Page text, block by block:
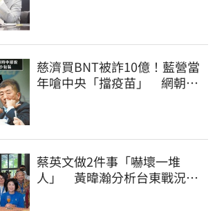
慈濟買BNT被詐10億！藍營當
年嗆中央「擋疫苗」 網朝
蔡英文做2件事「嚇壞一堆
人」 黃暐瀚分析台東戰況：